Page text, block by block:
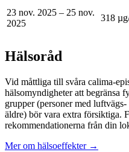
23 nov. 2025 – 25 nov.
2025
318
Hälsoråd
Vid måttliga till svåra calima-
hälsomyndigheter att begränsa
grupper (personer med
äldre) bör vara extra försiktiga.
rekommendationerna från din
Mer om hälsoeffekter→